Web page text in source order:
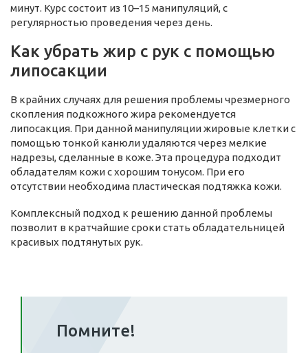
минут. Курс состоит из 10–15 манипуляций, с
регулярностью проведения через день.
Как убрать жир с рук с помощью
липосакции
В крайних случаях для решения проблемы чрезмерного
скопления подкожного жира рекомендуется
липосакция. При данной манипуляции жировые клетки с
помощью тонкой канюли удаляются через мелкие
надрезы, сделанные в коже. Эта процедура подходит
обладателям кожи с хорошим тонусом. При его
отсутствии необходима пластическая подтяжка кожи.
Комплексный подход к решению данной проблемы
позволит в кратчайшие сроки стать обладательницей
красивых подтянутых рук.
Помните!